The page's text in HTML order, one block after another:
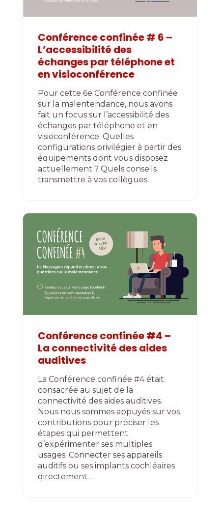
Conférence confinée # 6 –
L’accessibilité des
échanges par téléphone et
en visioconférence
Pour cette 6e Conférence confinée
sur la malentendance, nous avons
fait un focus sur l’accessibilité des
échanges par téléphone et en
visioconférence. Quelles
configurations privilégier à partir des
équipements dont vous disposez
actuellement ? Quels conseils
transmettre à vos collègues…
Conférence confinée #4 –
La connectivité des aides
auditives
La Conférence confinée #4 était
consacrée au sujet de la
connectivité des aides auditives.
Nous nous sommes appuyés sur vos
contributions pour préciser les
étapes qui permettent
d’expérimenter ses multiples
usages. Connecter ses appareils
auditifs ou ses implants cochléaires
directement…